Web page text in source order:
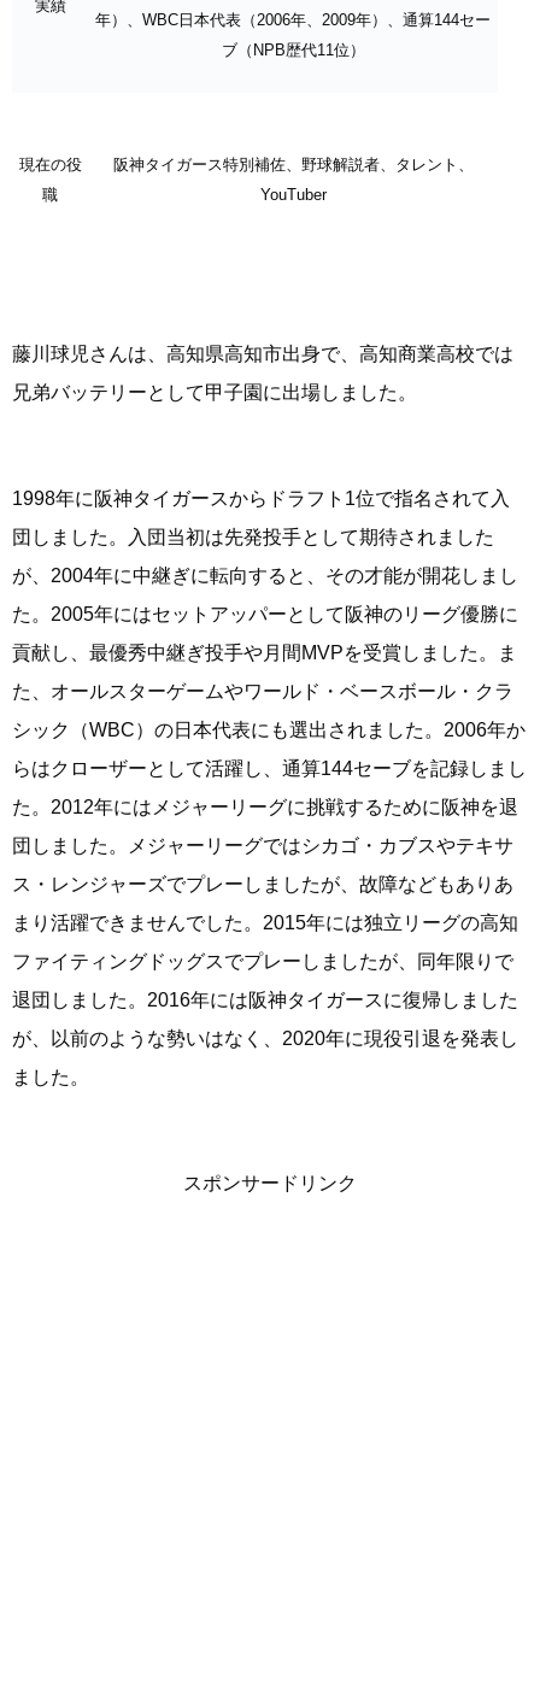
実績
年）、WBC日本代表（2006年、2009年）、通算144セー
ブ（NPB歴代11位）
現在の役
職
阪神タイガース特別補佐、野球解説者、タレント、
YouTuber
藤川球児さんは、高知県高知市出身で、高知商業高校では
兄弟バッテリーとして甲子園に出場しました。
1998年に阪神タイガースからドラフト1位で指名されて入
団しました。入団当初は先発投手として期待されました
が、2004年に中継ぎに転向すると、その才能が開花しまし
た。2005年にはセットアッパーとして阪神のリーグ優勝に
貢献し、最優秀中継ぎ投手や月間MVPを受賞しました。ま
た、オールスターゲームやワールド・ベースボール・クラ
シック（WBC）の日本代表にも選出されました。2006年か
らはクローザーとして活躍し、通算144セーブを記録しまし
た。2012年にはメジャーリーグに挑戦するために阪神を退
団しました。メジャーリーグではシカゴ・カブスやテキサ
ス・レンジャーズでプレーしましたが、故障などもありあ
まり活躍できませんでした。2015年には独立リーグの高知
ファイティングドッグスでプレーしましたが、同年限りで
退団しました。2016年には阪神タイガースに復帰しました
が、以前のような勢いはなく、2020年に現役引退を発表し
ました。
スポンサードリンク